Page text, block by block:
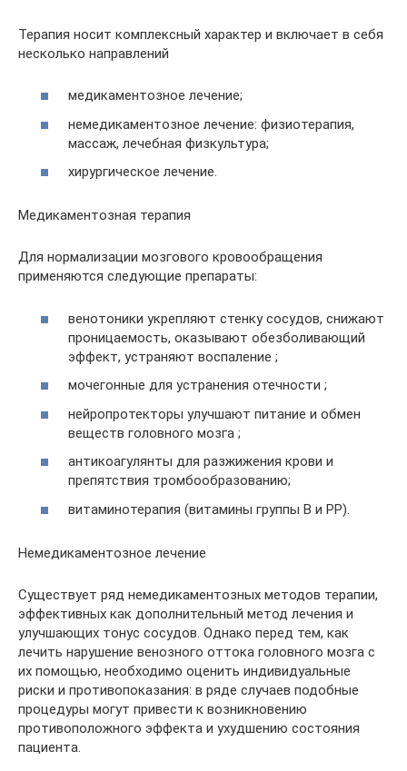
Терапия носит комплексный характер и включает в себя
несколько направлений
медикаментозное лечение;
немедикаментозное лечение: физиотерапия,
массаж, лечебная физкультура;
хирургическое лечение.
Медикаментозная терапия
Для нормализации мозгового кровообращения
применяются следующие препараты:
венотоники укрепляют стенку сосудов, снижают
проницаемость, оказывают обезболивающий
эффект, устраняют воспаление ;
мочегонные для устранения отечности ;
нейропротекторы улучшают питание и обмен
веществ головного мозга ;
антикоагулянты для разжижения крови и
препятствия тромбообразованию;
витаминотерапия (витамины группы B и PP).
Немедикаментозное лечение
Существует ряд немедикаментозных методов терапии,
эффективных как дополнительный метод лечения и
улучшающих тонус сосудов. Однако перед тем, как
лечить нарушение венозного оттока головного мозга с
их помощью, необходимо оценить индивидуальные
риски и противопоказания: в ряде случаев подобные
процедуры могут привести к возникновению
противоположного эффекта и ухудшению состояния
пациента.